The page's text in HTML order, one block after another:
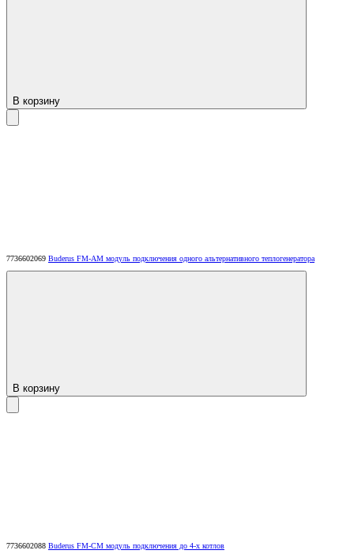
В корзину
7736602069 Buderus FM-AM модуль подключения одного альтернативного теплогенератора
В корзину
7736602088 Buderus FM-CM модуль подключения до 4-х котлов